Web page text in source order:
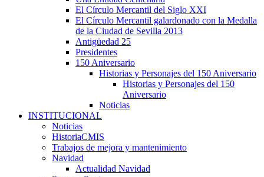
El Círculo Mercantil del Siglo XXI
El Círculo Mercantil galardonado con la Medalla
de la Ciudad de Sevilla 2013
Antigüedad 25
Presidentes
150 Aniversario
Historias y Personajes del 150 Aniversario
Historias y Personajes del 150
Aniversario
Noticias
INSTITUCIONAL
Noticias
HistoriaCMIS
Trabajos de mejora y mantenimiento
Navidad
Actualidad Navidad